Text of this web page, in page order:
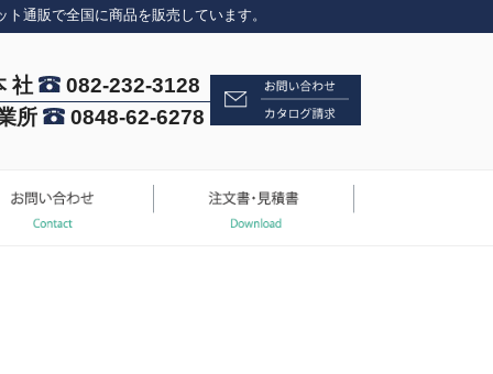
通販で全国に商品を販売しています。
社
082-232-3128
所
0848-62-6278